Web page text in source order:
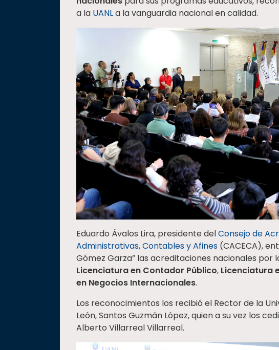
a la UANLa la vanguardia nacional en calidad.
Eduardo Ávalos Lira, presidente delConsejo de
Administrativas, Contables y Afines (CACECA),
Gómez Garza” las acreditaciones nacionales por
Licenciatura en Contador Público, Licenciatura
en Negocios Internacionales.
Los reconocimientos los recibió el Rector de la
León, Santos Guzmán López, quien a su vez los
Alberto Villarreal Villarreal.